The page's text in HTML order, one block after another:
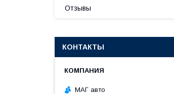
Отзывы
КОНТАКТЫ
МАГ авто